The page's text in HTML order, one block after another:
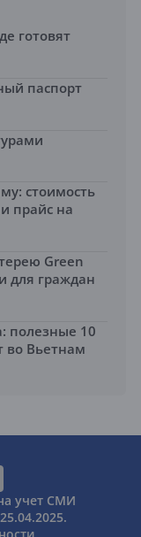
готовят
паспорт
стоимость
прайс на
Green
для граждан
полезные 10
во Вьетнам
учет СМИ